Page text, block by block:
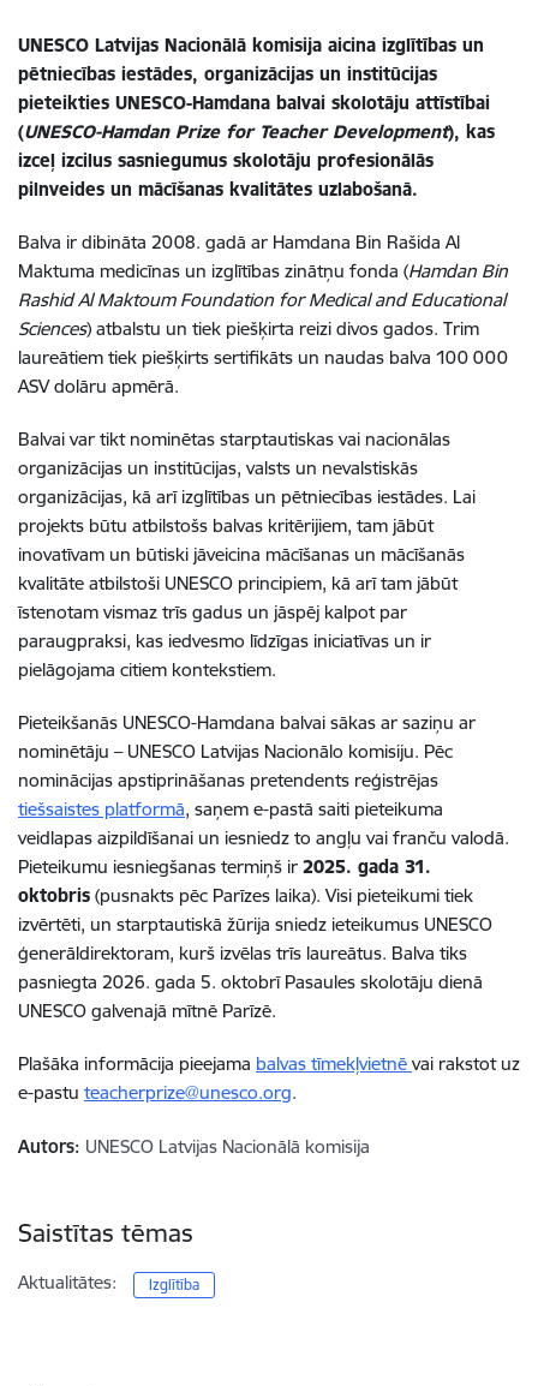
UNESCO Latvijas Nacionālā komisija aicina izglītības un
pētniecības iestādes, organizācijas un institūcijas
pieteikties UNESCO-Hamdana balvai skolotāju attīstībai
(UNESCO-Hamdan Prize for Teacher Development), kas
izceļ izcilus sasniegumus skolotāju profesionālās
pilnveides un mācīšanas kvalitātes uzlabošanā.
Balva ir dibināta 2008. gadā ar Hamdana Bin Rašida Al
Maktuma medicīnas un izglītības zinātņu fonda (Hamdan Bin
Rashid Al Maktoum Foundation for Medical and Educational
Sciences) atbalstu un tiek piešķirta reizi divos gados. Trim
laureātiem tiek piešķirts sertifikāts un naudas balva 100 000
ASV dolāru apmērā.
Balvai var tikt nominētas starptautiskas vai nacionālas
organizācijas un institūcijas, valsts un nevalstiskās
organizācijas, kā arī izglītības un pētniecības iestādes. Lai
projekts būtu atbilstošs balvas kritērijiem, tam jābūt
inovatīvam un būtiski jāveicina mācīšanas un mācīšanās
kvalitāte atbilstoši UNESCO principiem, kā arī tam jābūt
īstenotam vismaz trīs gadus un jāspēj kalpot par
paraugpraksi, kas iedvesmo līdzīgas iniciatīvas un ir
pielāgojama citiem kontekstiem.
Pieteikšanās UNESCO-Hamdana balvai sākas ar saziņu ar
nominētāju – UNESCO Latvijas Nacionālo komisiju. Pēc
nominācijas apstiprināšanas pretendents reģistrējas
tiešsaistes platformā, saņem e-pastā saiti pieteikuma
veidlapas aizpildīšanai un iesniedz to angļu vai franču valodā.
Pieteikumu iesniegšanas termiņš ir 2025. gada 31.
oktobris (pusnakts pēc Parīzes laika). Visi pieteikumi tiek
izvērtēti, un starptautiskā žūrija sniedz ieteikumus UNESCO
ģenerāldirektoram, kurš izvēlas trīs laureātus. Balva tiks
pasniegta 2026. gada 5. oktobrī Pasaules skolotāju dienā
UNESCO galvenajā mītnē Parīzē.
Plašāka informācija pieejama balvas tīmekļvietnē vai rakstot uz
e-pastu teacherprize@unesco.org.
Autors: UNESCO Latvijas Nacionālā komisija
Saistītas tēmas
Aktualitātes: Izglītība